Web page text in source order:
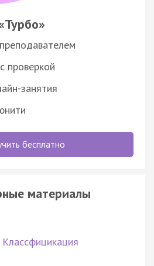
проверкой
занятия
бесплатно
материалы